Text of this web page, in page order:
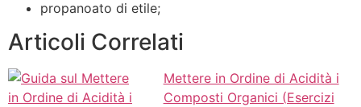
propanoato di etile;
Articoli Correlati
Mettere in Ordine di Acidità i
Composti Organici (Esercizi